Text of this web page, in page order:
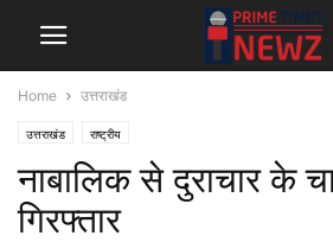
Home उत्तराखंड
उत्तराखंड राष्ट्रीय
नाबालिक से दुराचार के
गिरफ्तार